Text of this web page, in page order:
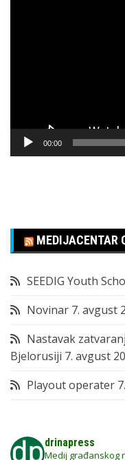
00:00
MEDIJACENTAR
SEEDIG Youth
Novinar 7. avgust
Nastavak
Bjelorusiji 7. avgust
Playout operater
drinapress
Medij građanskog